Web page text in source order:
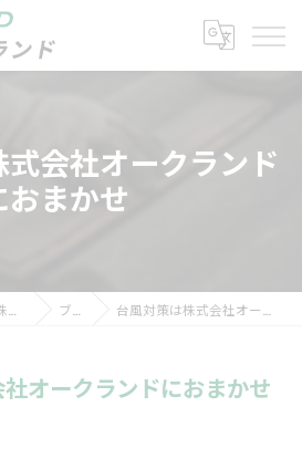
会社オークランド
おまかせ
ブログ 台風対策は株式会社オークランドにおまかせ
オークランドにおまかせ